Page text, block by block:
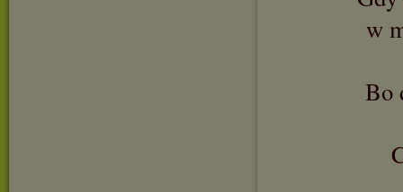
w
Bo